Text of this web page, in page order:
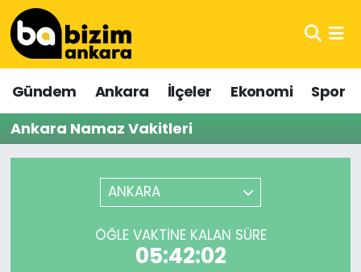
Gündem Ankara İlçeler Ekonomi
Spor
Ankara Namaz Vakitleri
ANKARA
ÖĞLE VAKTINE KALAN SÜRE
05:42:02
Hava Durumu
Trafik Durumu
Süper Lig Puan Durumu ve Fikstür
Tüm Manşetler
Son Dakika Haberleri